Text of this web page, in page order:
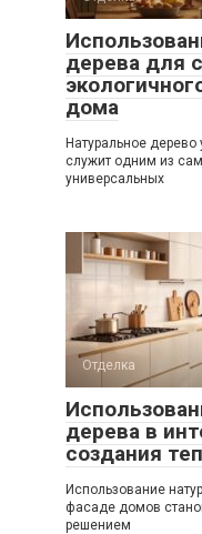
дерева для
дома
Натуральное
служит одним из
универсальных
Отделка
дерева в
создания
Использование
фасаде домов
решением